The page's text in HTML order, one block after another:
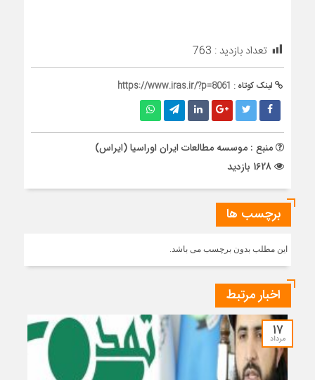
تعداد بازدید : 763
لینک کوتاه : https://www.iras.ir/?p=8061
منبع : موسسه مطالعات ایران اوراسیا (ایراس)
برچسب ها
این مطلب بدون برچسب می باشد.
اخبار مرتبط
۱۷
مرداد